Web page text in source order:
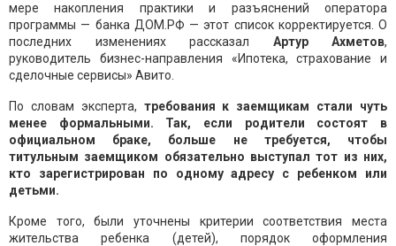
мере накопления практики и разъяснений оператора
программы — банка ДОМ.РФ — этот список корректируется. О
последних изменениях рассказал Артур Ахметов,
руководитель бизнес-направления «Ипотека, страхование и
сделочные сервисы» Авито.
По словам эксперта, требования к заемщикам стали чуть
менее формальными. Так, если родители состоят в
официальном браке, больше не требуется, чтобы
титульным заемщиком обязательно выступал тот из них,
кто зарегистрирован по одному адресу с ребенком или
детьми.
Кроме того, были уточнены критерии соответствия места
жительства ребенка (детей), порядок оформления